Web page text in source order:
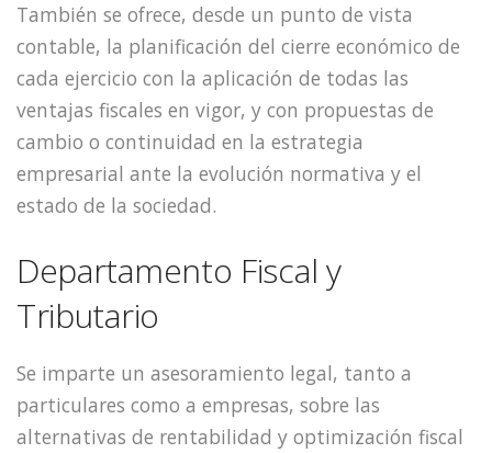
También se ofrece, desde un punto de vista
contable, la planificación del cierre económico de
cada ejercicio con la aplicación de todas las
ventajas fiscales en vigor, y con propuestas de
cambio o continuidad en la estrategia
empresarial ante la evolución normativa y el
estado de la sociedad.
Departamento Fiscal y
Tributario
Se imparte un asesoramiento legal, tanto a
particulares como a empresas, sobre las
alternativas de rentabilidad y optimización fiscal